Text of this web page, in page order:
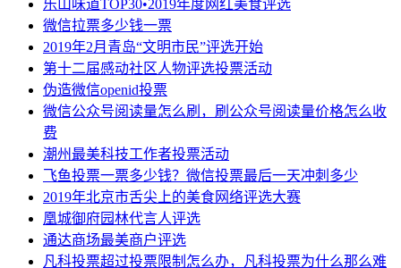
乐山味道TOP30•2019年度网红美食评选
微信拉票多少钱一票
2019年2月青岛“文明市民”评选开始
第十二届感动社区人物评选投票活动
伪造微信openid投票
微信公众号阅读量怎么刷，刷公众号阅读量价格怎么收
费
潮州最美科技工作者投票活动
飞鱼投票一票多少钱？微信投票最后一天冲刺多少
2019年北京市舌尖上的美食网络评选大赛
凰城御府园林代言人评选
通达商场最美商户评选
凡科投票超过投票限制怎么办，凡科投票为什么那么难